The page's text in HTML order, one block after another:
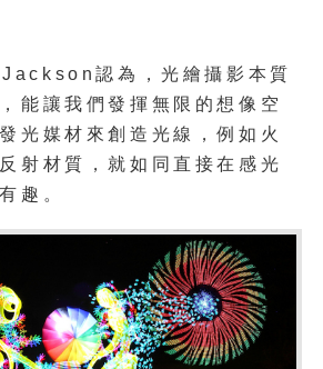
認為，光繪攝影本質
能讓我們發揮無限的想像空
光媒材來創造光線，例如火
射材質，就如同直接在感光
趣。